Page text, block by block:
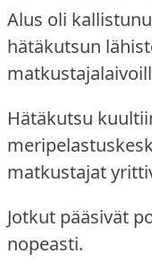
Alus oli
hätäkutsun
Hätäkutsu
matkustajat
Jotkut pääsivät
nopeasti.